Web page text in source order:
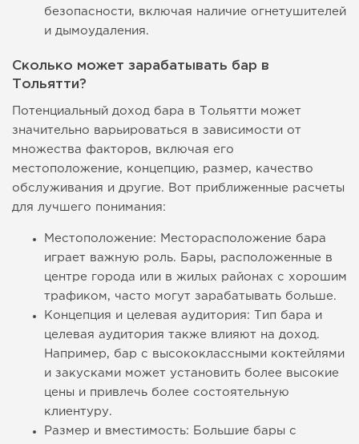
безопасности, включая наличие огнетушителей
и дымоудаления.
Сколько может зарабатывать бар в
Тольятти?
Потенциальный доход бара в Тольятти может
значительно варьироваться в зависимости от
множества факторов, включая его
местоположение, концепцию, размер, качество
обслуживания и другие. Вот приближенные расчеты
для лучшего понимания:
Местоположение: Месторасположение бара
играет важную роль. Бары, расположенные в
центре города или в жилых районах с хорошим
трафиком, часто могут зарабатывать больше.
Концепция и целевая аудитория: Тип бара и
целевая аудитория также влияют на доход.
Например, бар с высококлассными коктейлями
и закусками может установить более высокие
цены и привлечь более состоятельную
клиентуру.
Размер и вместимость: Большие бары с